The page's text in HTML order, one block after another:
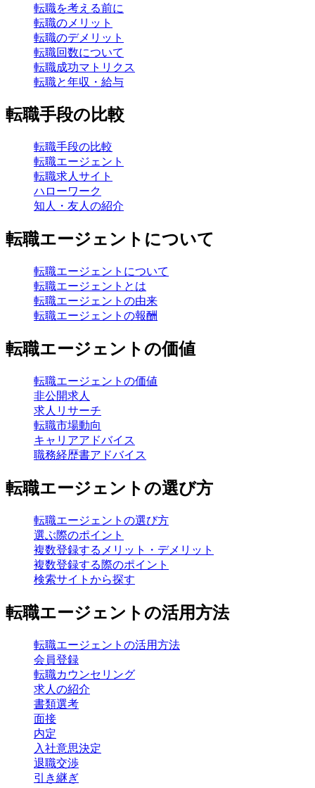
転職を考える前に
転職のメリット
転職のデメリット
転職回数について
転職成功マトリクス
転職と年収・給与
転職手段の比較
転職手段の比較
転職エージェント
転職求人サイト
ハローワーク
知人・友人の紹介
転職エージェントについて
転職エージェントについて
転職エージェントとは
転職エージェントの由来
転職エージェントの報酬
転職エージェントの価値
転職エージェントの価値
非公開求人
求人リサーチ
転職市場動向
キャリアアドバイス
職務経歴書アドバイス
転職エージェントの選び方
転職エージェントの選び方
選ぶ際のポイント
複数登録するメリット・デメリット
複数登録する際のポイント
検索サイトから探す
転職エージェントの活用方法
転職エージェントの活用方法
会員登録
転職カウンセリング
求人の紹介
書類選考
面接
内定
入社意思決定
退職交渉
引き継ぎ